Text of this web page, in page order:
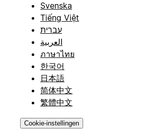
Svenska
Tiếng Việt
עברית
العربية
ภาษาไทย
한국어
日本語
简体中文
繁體中文
Cookie-instellingen